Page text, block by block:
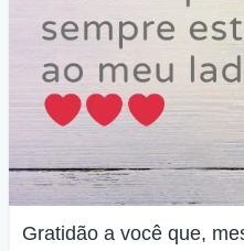
Gratidão a você que,